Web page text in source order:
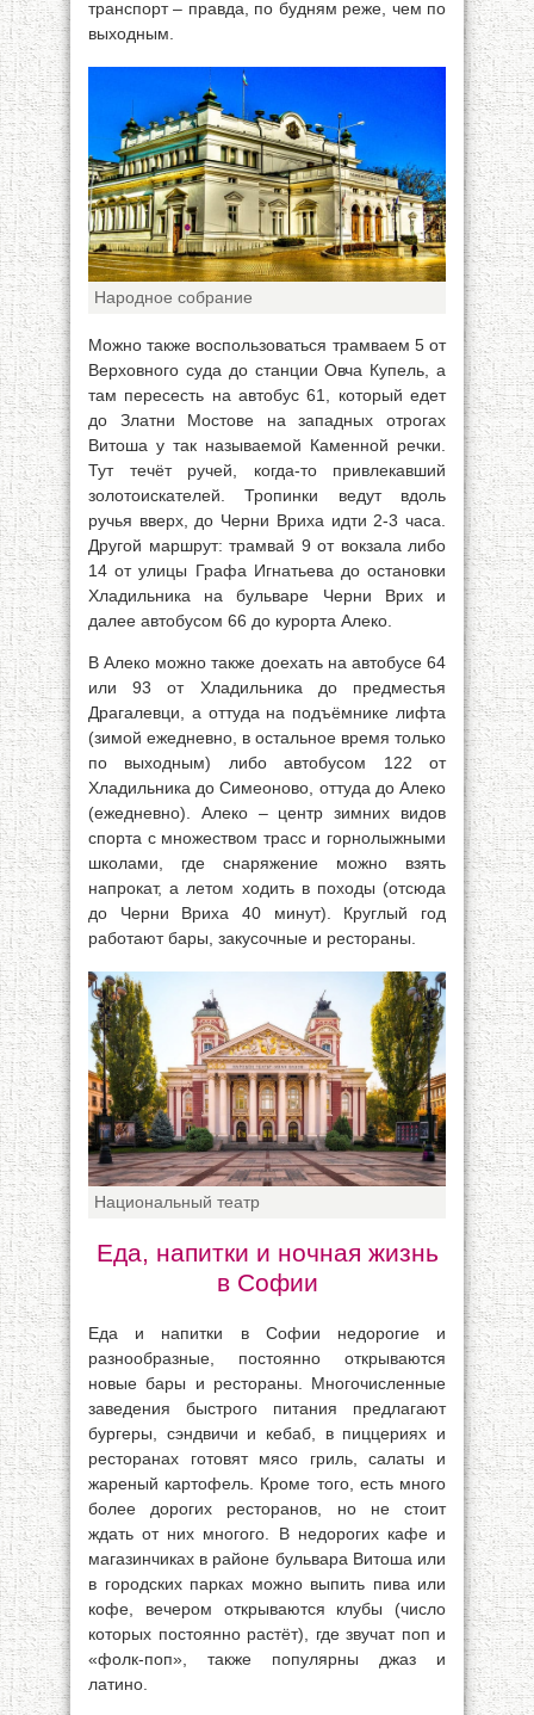
транспорт – правда, по будням реже, чем по
выходным.
Народное собрание
Можно также воспользоваться трамваем 5 от
Верховного суда до станции Овча Купель, а
там пересесть на автобус 61, который едет
до Златни Мостове на западных отрогах
Витоша у так называемой Каменной речки.
Тут течёт ручей, когда-то привлекавший
золотоискателей. Тропинки ведут вдоль
ручья вверх, до Черни Вриха идти 2-3 часа.
Другой маршрут: трамвай 9 от вокзала либо
14 от улицы Графа Игнатьева до остановки
Хладильника на бульваре Черни Врих и
далее автобусом 66 до курорта Алеко.
В Алеко можно также доехать на автобусе 64
или 93 от Хладильника до предместья
Драгалевци, а оттуда на подъёмнике лифта
(зимой ежедневно, в остальное время только
по выходным) либо автобусом 122 от
Хладильника до Симеоново, оттуда до Алеко
(ежедневно). Алеко – центр зимних видов
спорта с множеством трасс и горнолыжными
школами, где снаряжение можно взять
напрокат, а летом ходить в походы (отсюда
до Черни Вриха 40 минут). Круглый год
работают бары, закусочные и рестораны.
Национальный театр
Еда, напитки и ночная жизнь
в Софии
Еда и напитки в Софии недорогие и
разнообразные, постоянно открываются
новые бары и рестораны. Многочисленные
заведения быстрого питания предлагают
бургеры, сэндвичи и кебаб, в пиццериях и
ресторанах готовят мясо гриль, салаты и
жареный картофель. Кроме того, есть много
более дорогих ресторанов, но не стоит
ждать от них многого. В недорогих кафе и
магазинчиках в районе бульвара Витоша или
в городских парках можно выпить пива или
кофе, вечером открываются клубы (число
которых постоянно растёт), где звучат поп и
«фолк-поп», также популярны джаз и
латино.